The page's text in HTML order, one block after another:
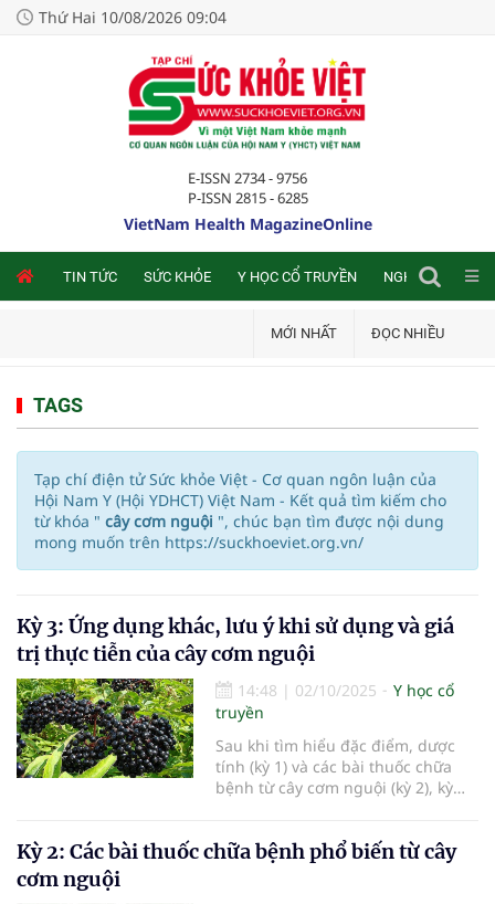
Thứ Hai 10/08/2026 09:04
E-ISSN 2734 - 9756
P-ISSN 2815 - 6285
VietNam Health MagazineOnline
TIN TỨC SỨC KHỎE Y HỌC CỔ TRUYỀN NGHIÊN CỨU
MỚI NHẤT ĐỌC NHIỀU
TAGS
Tạp chí điện tử Sức khỏe Việt - Cơ quan ngôn luận của
Hội Nam Y (Hội YDHCT) Việt Nam - Kết quả tìm kiếm cho
từ khóa " cây cơm nguội ", chúc bạn tìm được nội dung
mong muốn trên https://suckhoeviet.org.vn/
Kỳ 3: Ứng dụng khác, lưu ý khi sử dụng và giá
trị thực tiễn của cây cơm nguội
14:48 | 02/10/2025
Y học cổ
truyền
Sau khi tìm hiểu đặc điểm, dược
tính (kỳ 1) và các bài thuốc chữa
bệnh từ cây cơm nguội (kỳ 2), kỳ
khi dùng và ý nghĩa thực tiễn của
Kỳ 2: Các bài thuốc chữa bệnh phổ biến từ cây
cơm nguội